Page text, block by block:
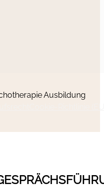
Ausbildung